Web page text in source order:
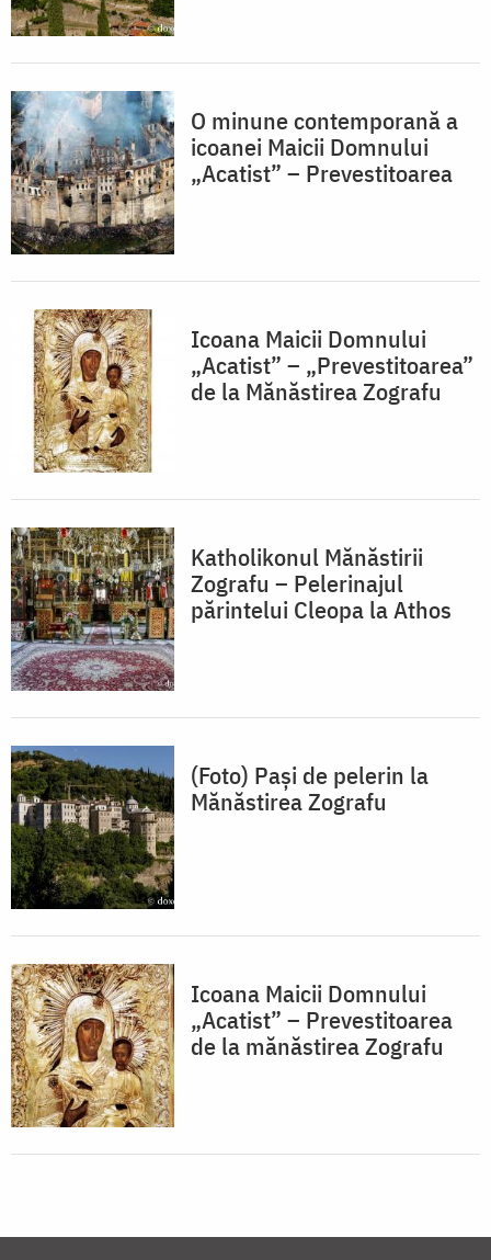
O minune contemporană a
icoanei Maicii Domnului
„Acatist” – Prevestitoarea
Icoana Maicii Domnului
„Acatist” – „Prevestitoarea”
de la Mănăstirea Zografu
Katholikonul Mănăstirii
Zografu – Pelerinajul
părintelui Cleopa la Athos
(Foto) Pași de pelerin la
Mănăstirea Zografu
Icoana Maicii Domnului
„Acatist” – Prevestitoarea
de la mănăstirea Zografu